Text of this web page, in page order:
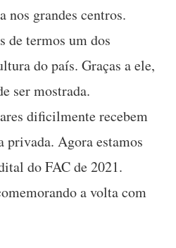
grandes centros.
de termos um dos
do país. Graças a ele,
ser mostrada.
dificilmente recebem
Agora estamos
do FAC de 2021.
a volta com